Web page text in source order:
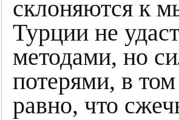
склоняются к
Турции не
методами, но
потерями, в
равно, что